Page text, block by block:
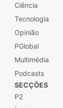
Ciência
Tecnologia
Opinião
PGlobal
Multimédia
Podcasts
SECÇÕES
P2